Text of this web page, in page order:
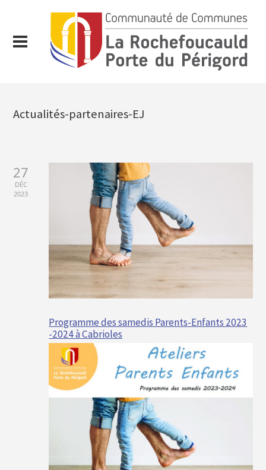
Actualités-partenaires-EJ
27
DÉC
2023
Programme des samedis Parents-Enfants 2023
-2024 à Cabrioles